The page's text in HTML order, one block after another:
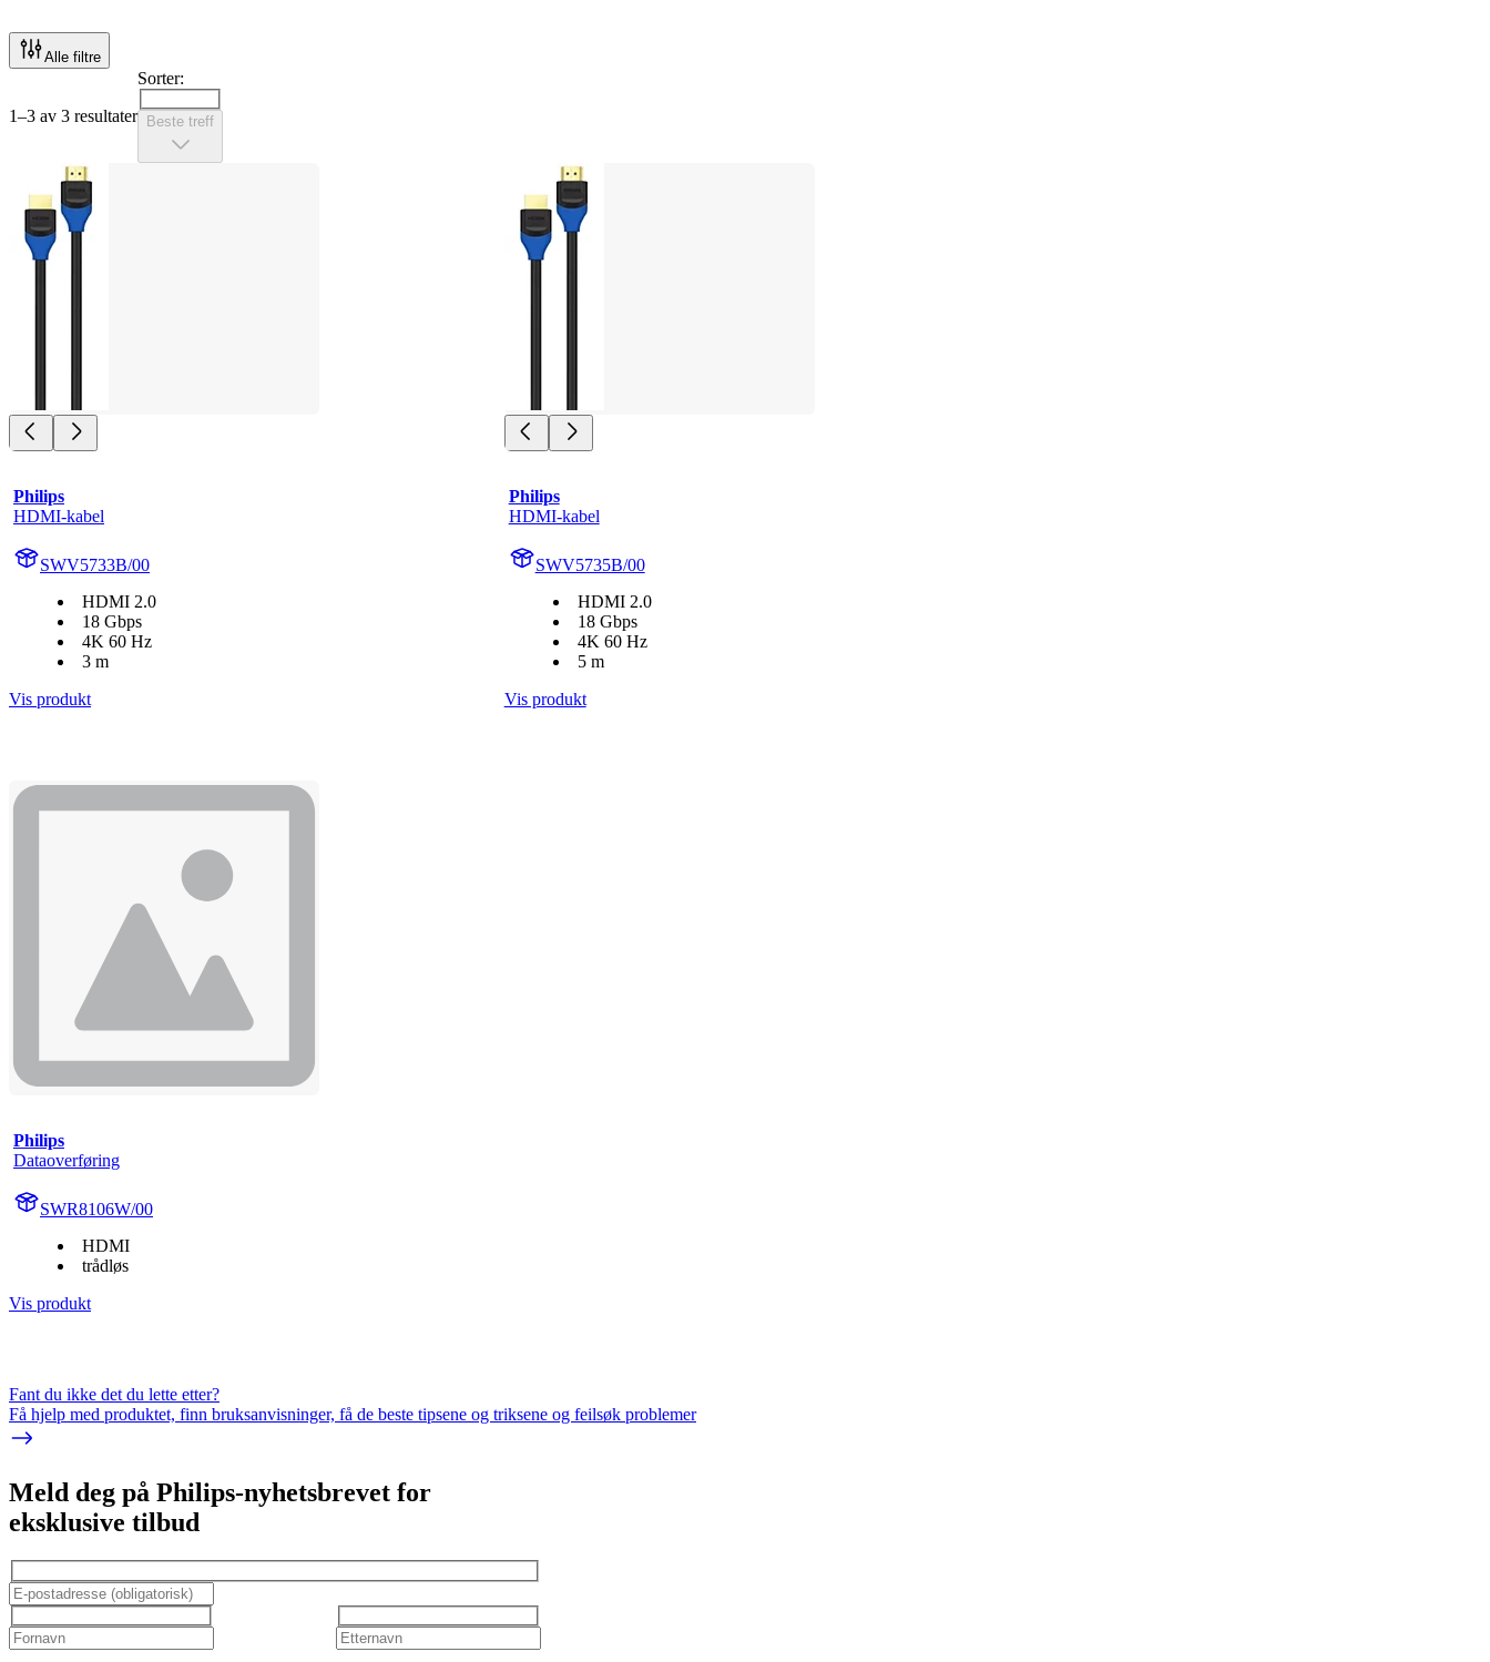
Alle filtre
1–3 av 3 resultater
Sorter:
Beste treff
Philips
HDMI-kabel
SWV5733B/00
HDMI 2.0
18 Gbps
4K 60 Hz
3 m
Vis produkt
Philips
HDMI-kabel
SWV5735B/00
HDMI 2.0
18 Gbps
4K 60 Hz
5 m
Vis produkt
Philips
Dataoverføring
SWR8106W/00
HDMI
trådløs
Vis produkt
Fant du ikke det du lette etter?
Få hjelp med produktet, finn bruksanvisninger, få de beste tipsene og triksene og feilsøk problemer
Meld deg på Philips-nyhetsbrevet for
eksklusive tilbud